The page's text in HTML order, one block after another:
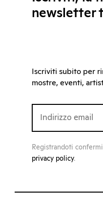
newsletter
Iscriviti subito per
mostre, eventi,
Registrandoti
privacy policy.